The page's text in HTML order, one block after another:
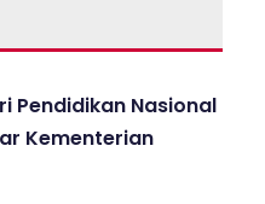
Pendidikan Nasional
Kementerian